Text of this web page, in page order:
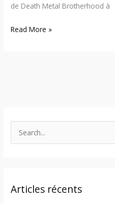
de Death Metal Brotherhood à
Read More »
c
Articles récents